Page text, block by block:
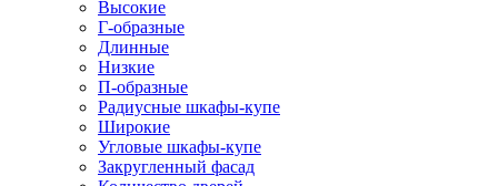
Высокие
Г-образные
Длинные
Низкие
П-образные
Радиусные шкафы-купе
Широкие
Угловые шкафы-купе
Закругленный фасад